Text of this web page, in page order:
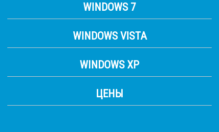
WINDOWS 7
WINDOWS VISTA
WINDOWS XP
ЦЕНЫ